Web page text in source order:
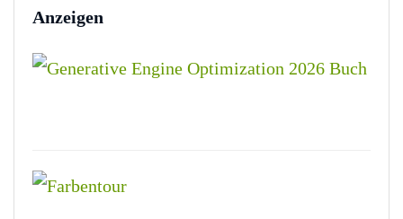
Anzeigen